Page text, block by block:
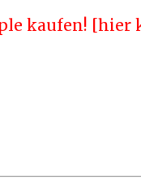
kaufen! [hier